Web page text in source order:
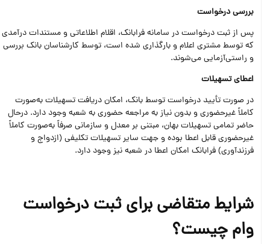
بررسی درخواست
پس از ثبت درخواست در سامانه فرابانک، اقلام اطلاعاتی و مستندات درآمدی
که توسط مشتری اعلام و بارگذاری شده است، توسط کارشناسان بانک بررسی
و راستی‌آزمایی می‌شوند.
اعطای تسهیلات
در صورت تأیید درخواست توسط بانک، امکان دریافت تسهیلات به‌صورت
کاملاً غیرحضوری و بدون نیاز به مراجعه حضوری به شعبه وجود دارد. درحال
حاضر تمامی تسهیلات بهان، مبتنی بر معدل و سازمانی صرفاً به‌صورت کاملاً
غیرحضوری قابل اعطا بوده و جهت سایر تسهیلات تکلیفی (ازدواج و
فرزندآوری) فرابانک امکان اعطا در شعبه نیز وجود دارد.
شرایط متقاضی برای ثبت درخواست
وام چیست؟